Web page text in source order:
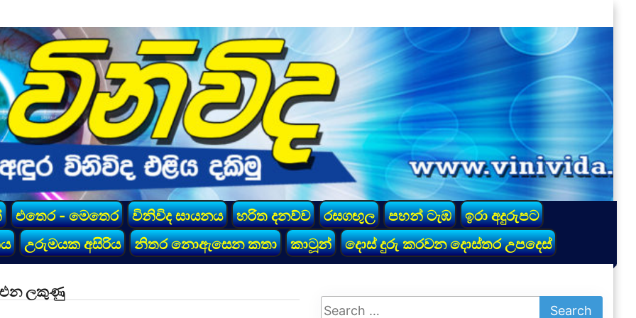
එතෙර - මෙතෙර විනිවිද සායනය හරිත දනව්ව රසගඟුල පහන් ටැඹ
ඉරා අදුරුපට
උරුමයක අසිරිය නිතර නොඇසෙන කතා කාටූන් දොස් දුරු කරවන දොස්තර උපදෙස්
ලකුණු